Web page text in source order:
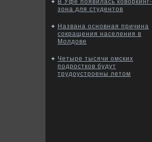
В Уфе появилась коворкинг-
зона для студентов
Названа основная причина
сокращения населения в
Молдове
Четыре тысячи омских
подростков будут
трудоустроены летом